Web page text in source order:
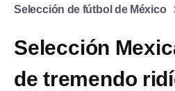
Selección de fútbol de México
Selección
de tremendo